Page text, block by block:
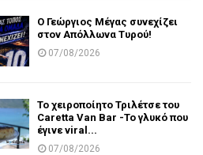
Ο Γεώργιος Μέγας συνεχίζει
στον Απόλλωνα Τυρού!
07/08/2026
Το χειροποίητο Τριλέτσε του
Caretta Van Bar -Το γλυκό που
έγινε viral...
07/08/2026